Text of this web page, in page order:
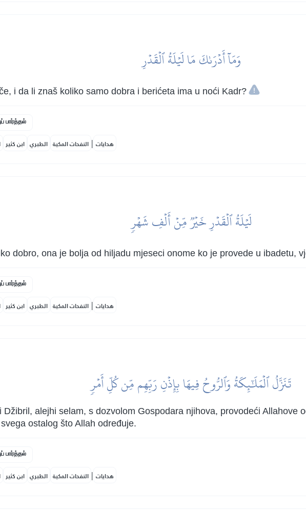
وَمَآ أَدۡرَىٰكَ مَا لَيۡلَةُ ٱلۡقَدۡرِ
i da li znaš koliko samo dobra i berićeta ima u noći Kadr?
பார்த்தல்
ابن كثير الطبري النفحات المكية | هدايات
لَيۡلَةُ ٱلۡقَدۡرِ خَيۡرٞ مِّنۡ أَلۡفِ شَهۡرٖ
dobro, ona je bolja od hiljadu mjeseci onome ko je provede u ibadetu,
பார்த்தல்
ابن كثير الطبري النفحات المكية | هدايات
تَنَزَّلُ ٱلۡمَلَٰٓئِكَةُ وَٱلرُّوحُ فِيهَا بِإِذۡنِ رَبِّهِم مِّن كُلِّ أَمۡرٖ
Džibril, alejhi selam, s dozvolom Gospodara njihova, provodeći Allahove
ostalog što Allah određuje.
பார்த்தல்
ابن كثير الطبري النفحات المكية | هدايات